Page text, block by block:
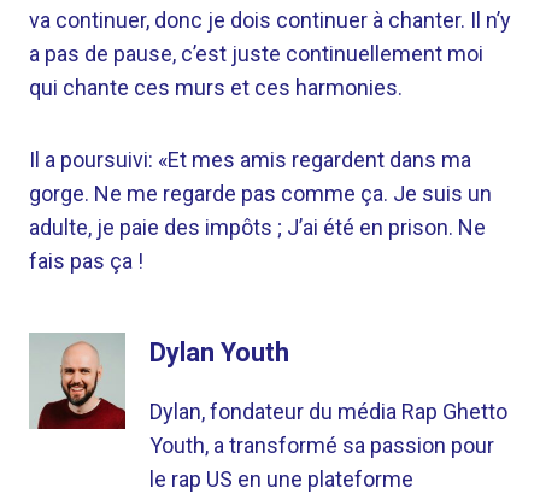
va continuer, donc je dois continuer à chanter. Il n’y
a pas de pause, c’est juste continuellement moi
qui chante ces murs et ces harmonies.
Il a poursuivi: «Et mes amis regardent dans ma
gorge. Ne me regarde pas comme ça. Je suis un
adulte, je paie des impôts ; J’ai été en prison. Ne
fais pas ça !
Dylan Youth
Dylan, fondateur du média Rap Ghetto
Youth, a transformé sa passion pour
le rap US en une plateforme